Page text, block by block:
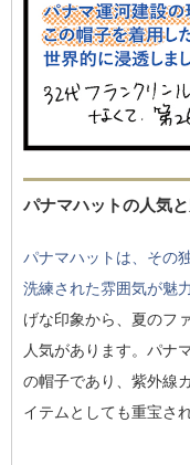
パナマハットの人気
パナマハットは、その
洗練された雰囲気が魅
げな印象から、夏のフ
人気があります。パナ
の帽子であり、紫外線
イテムとしても重宝さ